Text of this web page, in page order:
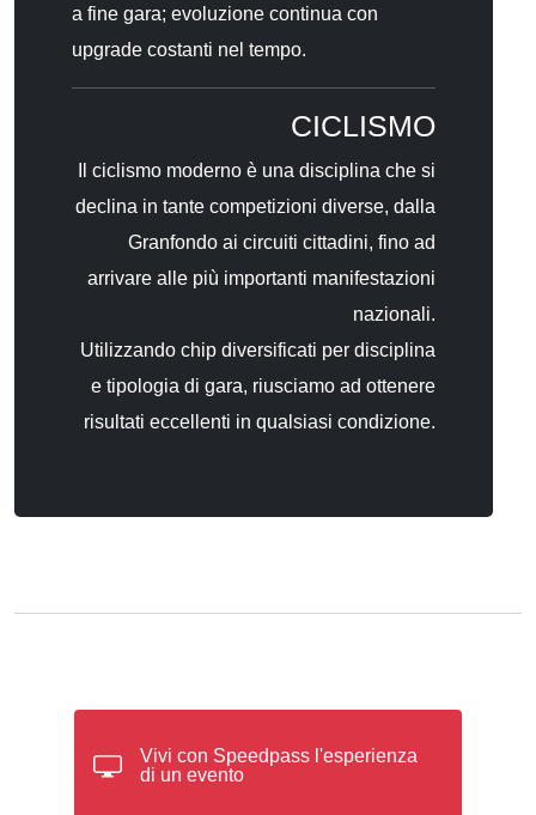
a fine gara; evoluzione continua con
upgrade costanti nel tempo.
CICLISMO
Il ciclismo moderno è una disciplina che si
declina in tante competizioni diverse, dalla
Granfondo ai circuiti cittadini, fino ad
arrivare alle più importanti manifestazioni
nazionali.
Utilizzando chip diversificati per disciplina
e tipologia di gara, riusciamo ad ottenere
risultati eccellenti in qualsiasi condizione.
Vivi con Speedpass l'esperienza
di un evento